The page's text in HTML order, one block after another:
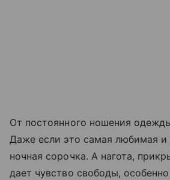
От постоянного ношения
Даже если это самая любимая и
ночная сорочка. А нагота,
дает чувство свободы,